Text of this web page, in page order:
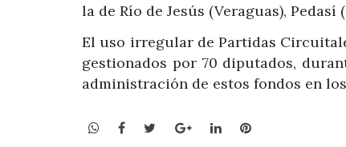
la de Río de Jesús (Veraguas),
El uso irregular de Partidas
gestionados por 70 diputados,
administración de estos fondos en
WhatsApp
Facebook
TwitterGoogle+LinkedInPinterest